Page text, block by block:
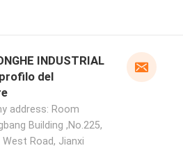
INDUSTRIAL
profilo del
address: Room
Building ,No.225,
Road, Jianxi